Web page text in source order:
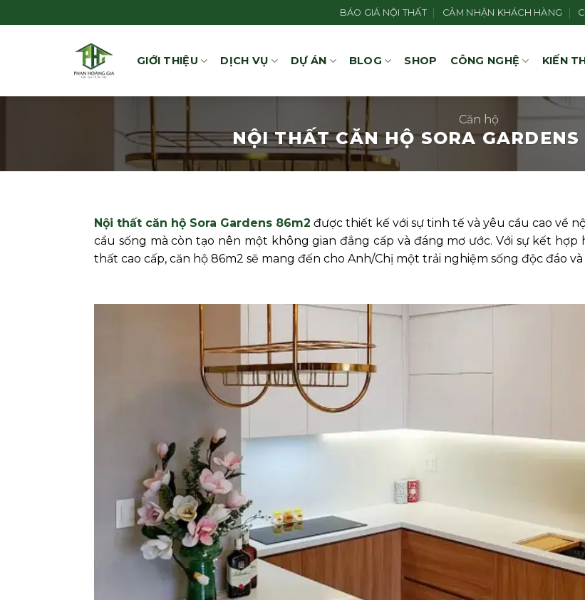
qua
BÁO GIÁ NỘI THẤT CẢM NHẬN KHÁCH HÀNG
GIỚI THIỆU DỊCH VỤ DỰ ÁN BLOG SHOP CÔNG NGHỆ KIẾN
Căn hộ
NỘI THẤT CĂN HỘ SORA GARDENS
Nội thất căn hộ Sora Gardens 86m2 được thiết kế với sự tinh tế và yêu cầu cao về
cầu sống mà còn tạo nên một không gian đẳng cấp và đáng mơ ước. Với sự kết
thất cao cấp, căn hộ 86m2 sẽ mang đến cho Anh/Chị một trải nghiệm sống độc đáo